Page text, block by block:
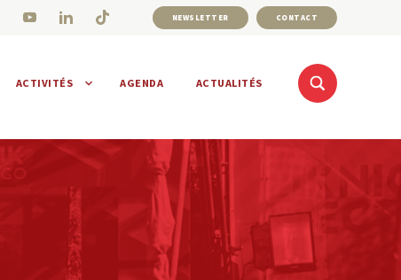
NEWSLETTER CONTACT
ACTIVITÉS AGENDA ACTUALITÉS